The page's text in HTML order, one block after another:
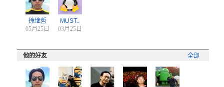
徐继哲
05月25日
MUST..
03月25日
全部
他的好友